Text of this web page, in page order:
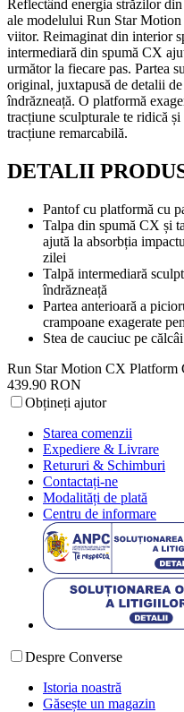
Reflectând energia străzilor
ale modelului Run Star
viitor. Reimaginat din interior
intermediară din spumă CX
următor la fiecare pas. Partea
original, juxtapusă de detalii
îndrăzneață. O platformă
tracțiune sculpturale te ridică
tracțiune remarcabilă.
DETALII
Pantof cu platformă cu
Talpa din spumă CX și
ajută la absorbția
zilei
Talpă intermediară
îndrăzneață
Partea anterioară a
crampoane exagerate
Stea de cauciuc pe
Run Star Motion CX Platform
439.90 RON
Obțineți ajutor
Starea comenzii
Expediere & Livrare
Retururi & Schimburi
Contactați-ne
Modalități de plată
Centru de informare
Despre Converse
Istoria noastră
Găsește un magazin